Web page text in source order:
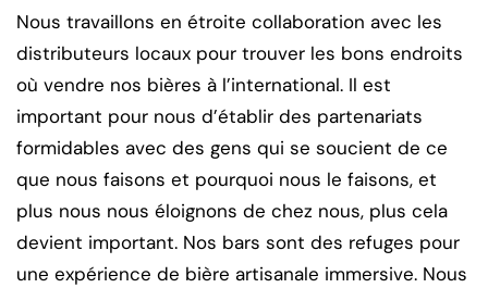
Nous travaillons en étroite collaboration avec les
distributeurs locaux pour trouver les bons endroits
où vendre nos bières à l’international. Il est
important pour nous d’établir des partenariats
formidables avec des gens qui se soucient de ce
que nous faisons et pourquoi nous le faisons, et
plus nous nous éloignons de chez nous, plus cela
devient important. Nos bars sont des refuges pour
une expérience de bière artisanale immersive. Nous